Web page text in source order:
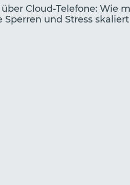
über Cloud-Telefone: Wie
Sperren und Stress skaliert